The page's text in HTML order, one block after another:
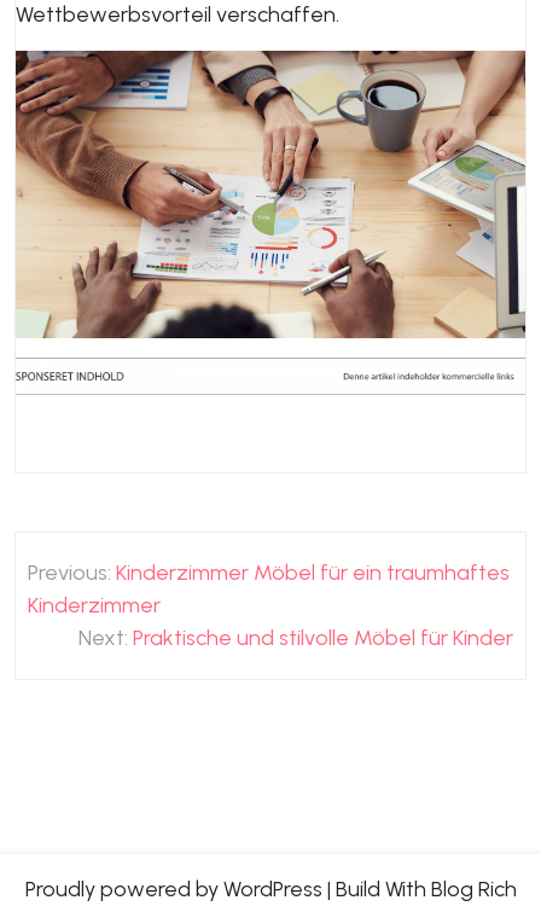
Wettbewerbsvorteil verschaffen.
Beitragsnavigation
Previous: Kinderzimmer Möbel für ein traumhaftes
Kinderzimmer
Next: Praktische und stilvolle Möbel für Kinder
Proudly powered by WordPress | Build With Blog Rich